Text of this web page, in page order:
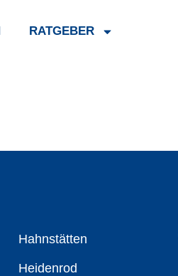
RATGEBER
Hahnstätten
Heidenrod